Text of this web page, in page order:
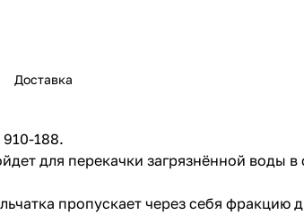
Доставка
910-188.
для перекачки загрязнённой воды
пропускает через себя